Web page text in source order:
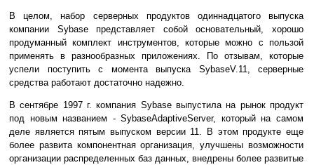
В целом, набор серверных продуктов одиннадцатого выпуска
компании Sybase представляет собой основательный, хорошо
продуманный комплект инструментов, которые можно с пользой
применять в разнообразных приложениях. По отзывам, которые
успели поступить с момента выпуска SybaseV.11, серверные
средства работают достаточно надежно.
В сентябре 1997 г. компания Sybase выпустила на рынок продукт
под новым названием - SybaseAdaptiveServer, который на самом
деле является пятым выпуском версии 11. В этом продукте еще
более развита компонентная организация, улучшены возможности
организации распределенных баз данных, внедрены более развитые